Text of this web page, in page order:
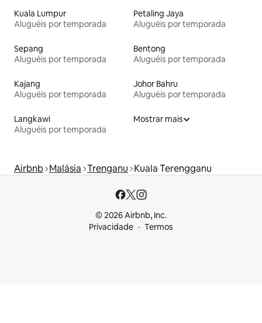
Kuala Lumpur
Aluguéis por temporada
Petaling Jaya
Aluguéis por temporada
Sepang
Aluguéis por temporada
Bentong
Aluguéis por temporada
Kajang
Aluguéis por temporada
Johor Bahru
Aluguéis por temporada
Langkawi
Aluguéis por temporada
Mostrar mais
Airbnb Malásia Trenganu Kuala Terengganu
© 2026 Airbnb, Inc.
Privacidade
Termos